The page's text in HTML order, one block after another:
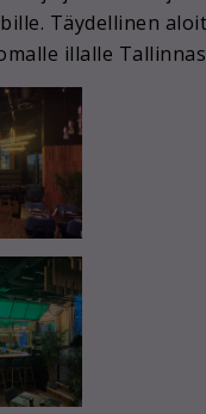
Täydellinen
illalle